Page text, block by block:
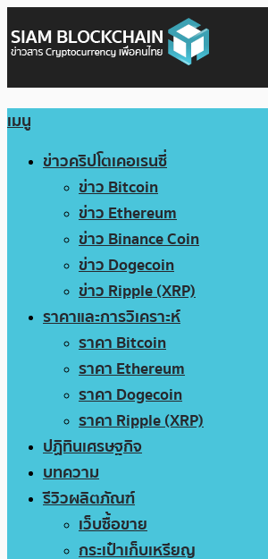
เมนู
ข่าวคริปโตเคอเรนซี่
ข่าว Bitcoin
ข่าว Ethereum
ข่าว Binance Coin
ข่าว Dogecoin
ข่าว Ripple (XRP)
ราคาและการวิเคราะห์
ราคา Bitcoin
ราคา Ethereum
ราคา Dogecoin
ราคา Ripple (XRP)
ปฏิทินเศรษฐกิจ
บทความ
รีวิวผลิตภัณฑ์
เว็บซื้อขาย
กระเป๋าเก็บเหรียญ